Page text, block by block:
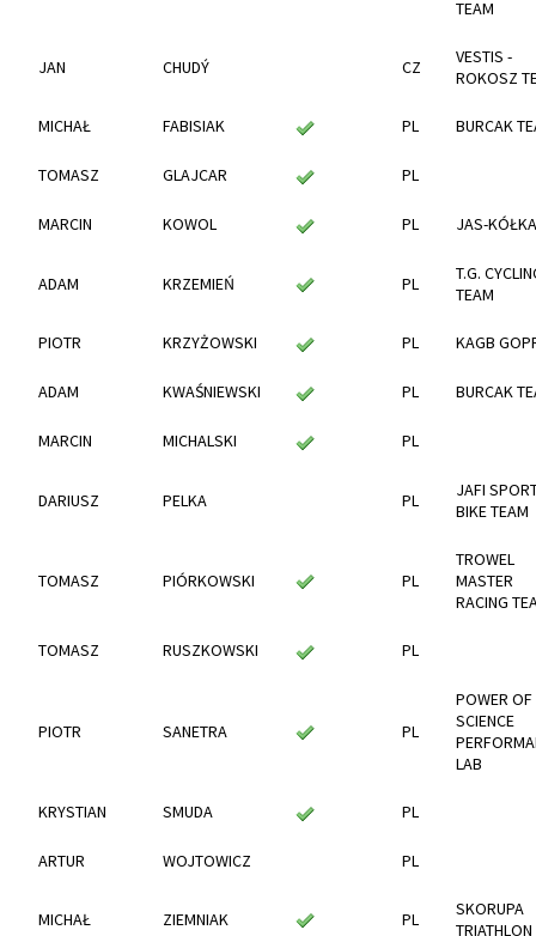
TEAM
JAN CHUDÝ CZ
VESTIS -
ROKOSZ
MICHAŁ FABISIAK PL BURCAK
TOMASZ GLAJCAR PL
MARCIN KOWOL PL JAS-KÓŁKA
ADAM KRZEMIEŃ PL
T.G.
TEAM
PIOTR KRZYŻOWSKI PL KAGB
ADAM KWAŚNIEWSKI PL BURCAK
MARCIN MICHALSKI PL
DARIUSZ PELKA PL
JAFI
BIKE TEAM
TOMASZ PIÓRKOWSKI PL
TROWEL
MASTER
RACING
TOMASZ RUSZKOWSKI PL
PIOTR SANETRA PL
POWER OF
SCIENCE
LAB
KRYSTIAN SMUDA PL
ARTUR WOJTOWICZ PL
MICHAŁ ZIEMNIAK PL
SKORUPA
TRIATHLON